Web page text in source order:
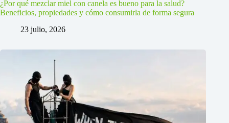
¿Por qué mezclar miel con canela es bueno para la salud?
Beneficios, propiedades y cómo consumirla de forma segura
23 julio, 2026